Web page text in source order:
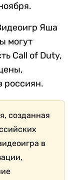
Яша
могут
Call of Duty,
россиян.
созданная
в